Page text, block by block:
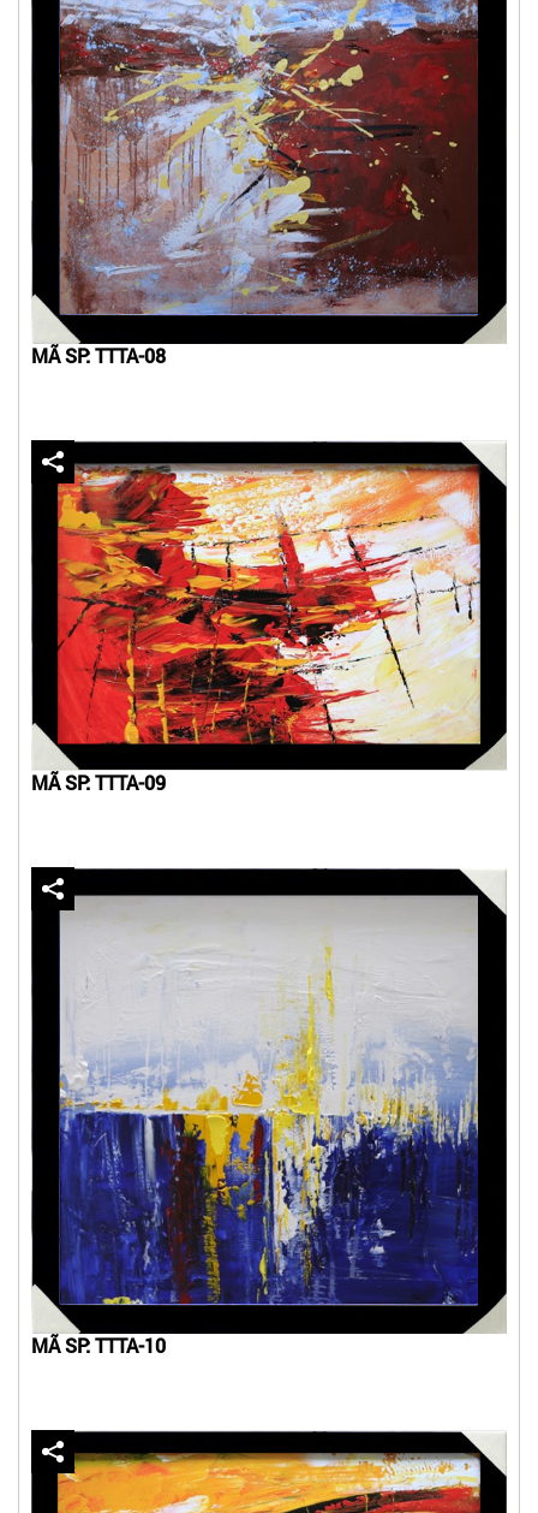
MÃ SP: TTTA-08
MÃ SP: TTTA-09
MÃ SP: TTTA-10